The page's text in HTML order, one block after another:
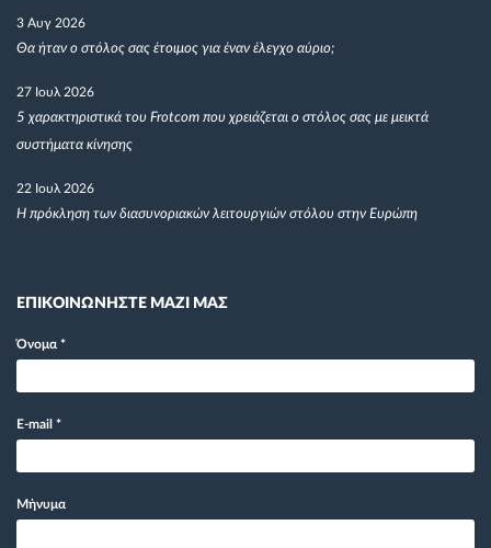
3 Αυγ 2026
Θα ήταν ο στόλος σας έτοιμος για έναν έλεγχο αύριο;
27 Ιουλ 2026
5 χαρακτηριστικά του Frotcom που χρειάζεται ο στόλος σας με μεικτά
συστήματα κίνησης
22 Ιουλ 2026
Η πρόκληση των διασυνοριακών λειτουργιών στόλου στην Ευρώπη
ΕΠΙΚΟΙΝΩΝΗΣΤΕ ΜΑΖΙ ΜΑΣ
Όνομα *
E-mail *
Μήνυμα